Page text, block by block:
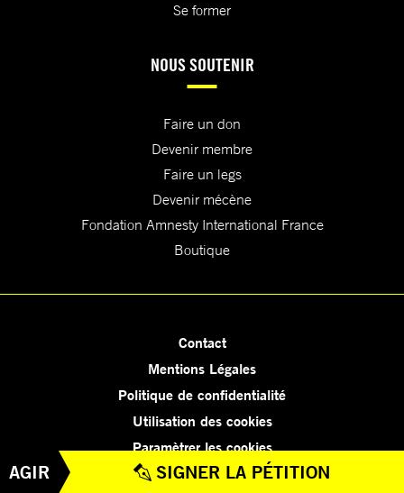
AGIR SIGNER LA PÉTITION
Se former
NOUS SOUTENIR
Faire un don
Devenir membre
Faire un legs
Devenir mécène
Fondation Amnesty International France
Boutique
Contact
Mentions Légales
Politique de confidentialité
Utilisation des cookies
Paramètrer les cookies